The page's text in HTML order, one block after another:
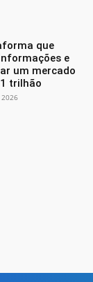
que
e
um mercado
trilhão